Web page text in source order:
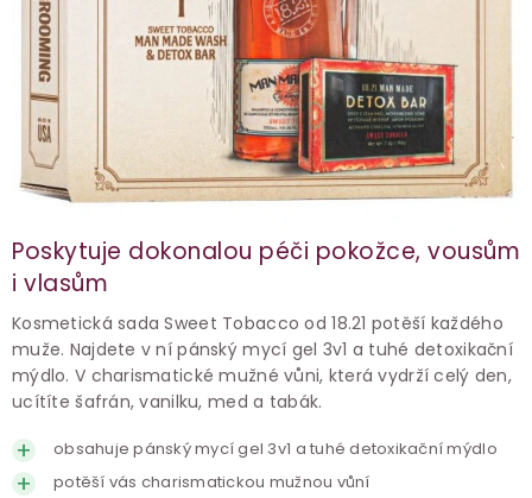
Poskytuje dokonalou péči pokožce, vousům
i vlasům
Kosmetická sada Sweet Tobacco od 18.21 potěší každého
muže. Najdete v ní pánský mycí gel 3v1 a tuhé detoxikační
mýdlo. V charismatické mužné vůni, která vydrží celý den,
ucítíte šafrán, vanilku, med a tabák.
obsahuje pánský mycí gel 3v1 a tuhé detoxikační mýdlo
potěší vás charismatickou mužnou vůní